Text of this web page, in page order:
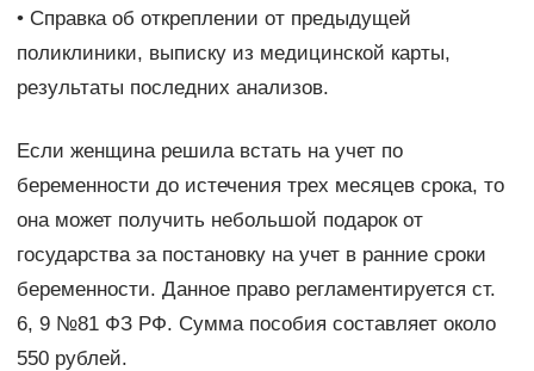
• Справка об откреплении от предыдущей
поликлиники, выписку из медицинской карты,
результаты последних анализов.
Если женщина решила встать на учет по
беременности до истечения трех месяцев срока, то
она может получить небольшой подарок от
государства за постановку на учет в ранние сроки
беременности. Данное право регламентируется ст.
6, 9 №81 ФЗ РФ. Сумма пособия составляет около
550 рублей.